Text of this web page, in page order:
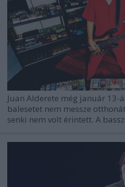
Juan Alderete még január 13-
balesetet nem messze
senki nem volt érintett. A